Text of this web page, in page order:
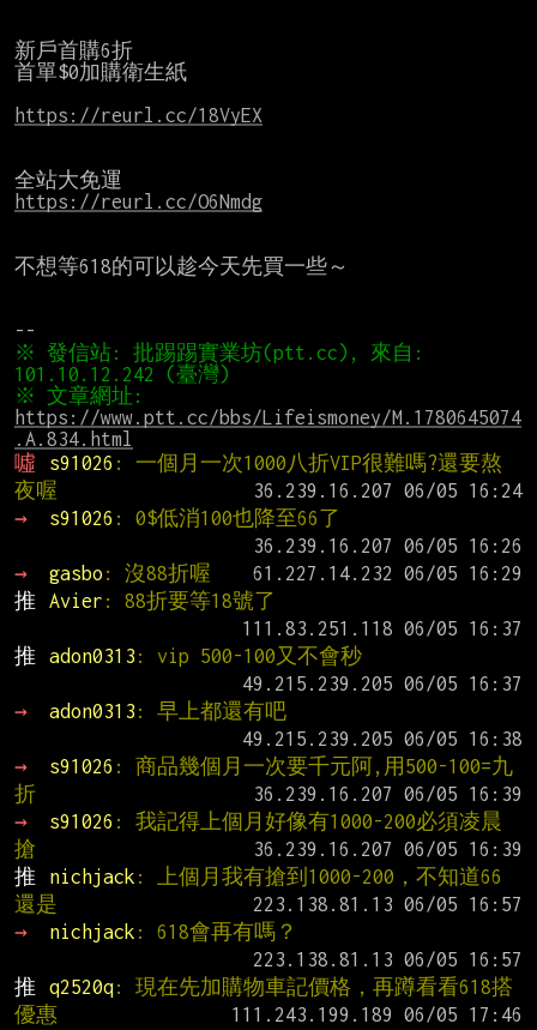
新戶首購6折
首單$0加購衛生紙
https://reurl.cc/18VyEX
https://reurl.cc/O6Nmdg
不想等618的可以趁今天先買一些～
※ 發信站: 批踢踢實業坊(ptt.cc), 來自:
https://www.ptt.cc/bbs/Lifeismoney/M.1780645074
.A.834.html
噓
s91026 : 一個月一次1000八折VIP很難嗎?還要熬
夜喔
→
s91026 : 0$低消100也降至66了
→
gasbo : 沒88折喔
推
Avier : 88折要等18號了
推
adon0313 : vip 500-100又不會秒
→
adon0313 : 早上都還有吧
→
s91026 : 商品幾個月一次要千元阿,用500-100=九
折
→
s91026 : 我記得上個月好像有1000-200必須凌晨
搶
推
nichjack : 上個月我有搶到1000-200，不知道66
還是
→
nichjack : 618會再有嗎？
推
q2520q: 現在先加購物車記價格，再蹲看看618搭
優惠